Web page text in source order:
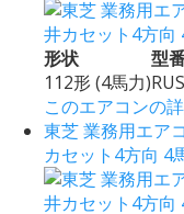
形状 型
112形 (4馬力)
このエアコンの
東芝 業務用エア
カセット4方向 4